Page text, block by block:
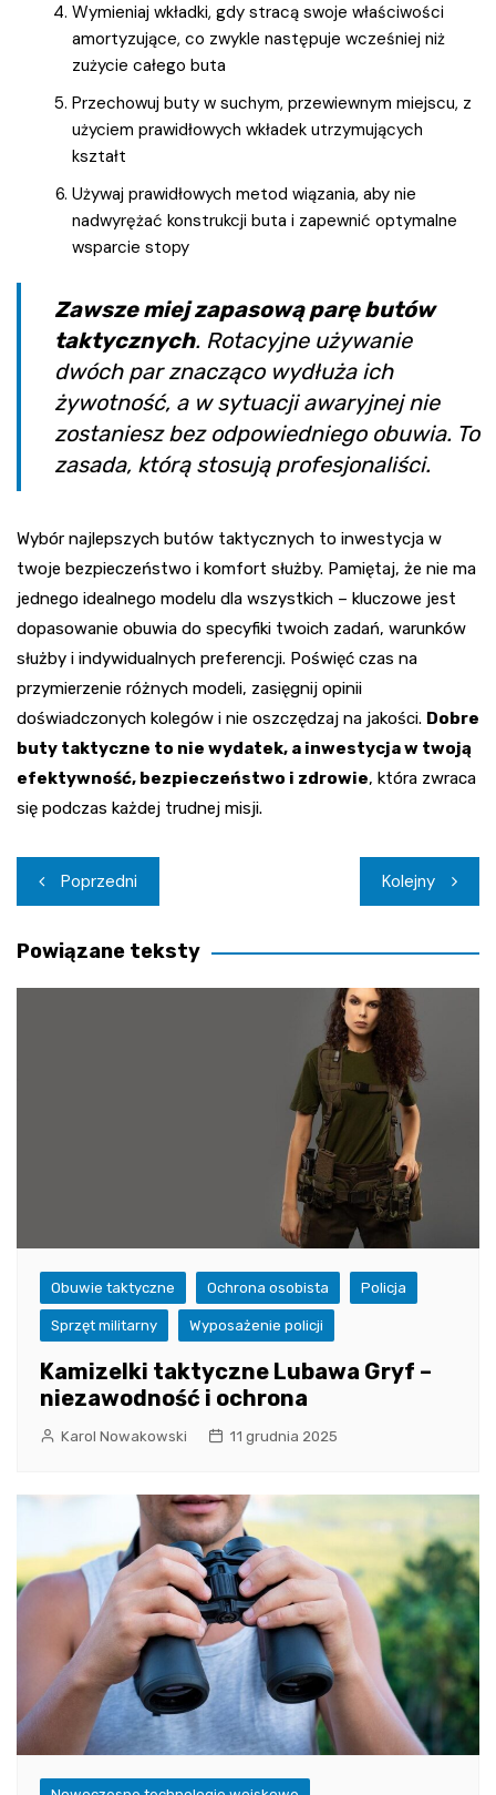
Wymieniaj wkładki, gdy stracą swoje właściwości
amortyzujące, co zwykle następuje wcześniej niż
zużycie całego buta
Przechowuj buty w suchym, przewiewnym miejscu, z
użyciem prawidłowych wkładek utrzymujących
kształt
Używaj prawidłowych metod wiązania, aby nie
nadwyrężać konstrukcji buta i zapewnić optymalne
wsparcie stopy
Zawsze miej zapasową parę butów
taktycznych. Rotacyjne używanie
dwóch par znacząco wydłuża ich
żywotność, a w sytuacji awaryjnej nie
zostaniesz bez odpowiedniego obuwia. To
zasada, którą stosują profesjonaliści.
Wybór najlepszych butów taktycznych to inwestycja w
twoje bezpieczeństwo i komfort służby. Pamiętaj, że nie ma
jednego idealnego modelu dla wszystkich – kluczowe jest
dopasowanie obuwia do specyfiki twoich zadań, warunków
służby i indywidualnych preferencji. Poświęć czas na
przymierzenie różnych modeli, zasięgnij opinii
doświadczonych kolegów i nie oszczędzaj na jakości. Dobre
buty taktyczne to nie wydatek, a inwestycja w twoją
efektywność, bezpieczeństwo i zdrowie, która zwraca
się podczas każdej trudnej misji.
Nawigacja
wpisu
Poprzedni Kolejny
Powiązane teksty
Obuwie taktyczne Ochrona osobista Policja
Sprzęt militarny Wyposażenie policji
Kamizelki taktyczne Lubawa Gryf –
niezawodność i ochrona
Karol Nowakowski 11 grudnia 2025